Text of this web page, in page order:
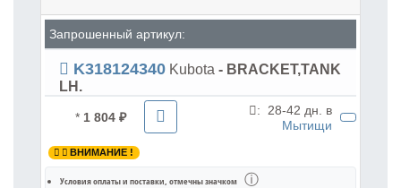
Запрошенный артикул:
K318124340 Kubota - BRACKET,TANK
LH.
* 1 804 ₽ : 28-42 дн. в
Мытищи
ВНИМАНИЕ !
Условия оплаты и поставки, отмечны значком ⓘ